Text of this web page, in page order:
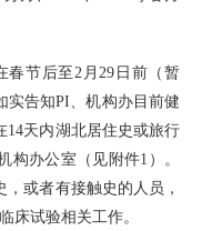
春节后至2月29日前（暂
实告知PI、机构办目前健
14天内湖北居住史或旅行
构办公室（见附件1）。
或者有接触史的人员，
床试验相关工作。